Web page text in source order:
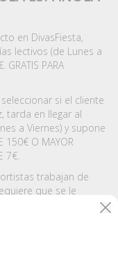
en DivasFiesta,
lectivos (de Lunes a
PARA
si el cliente
tarda en llegar al
a Viernes) y supone
150€ O MAYOR
7€.
trabajan de
que se le
tipo de envío sería el
de tres días
y supone un